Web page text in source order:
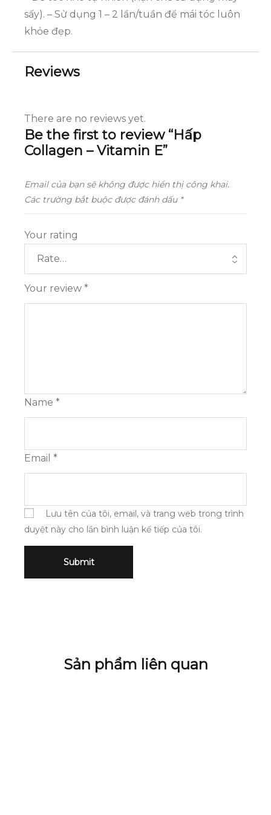
sấy). – Sử dụng 1 – 2 lần/tuần để mái tóc luôn
khỏe đẹp.
Reviews
There are no reviews yet.
Be the first to review “Hấp
Collagen – Vitamin E”
Email của bạn sẽ không được hiển thị công khai.
Các trường bắt buộc được đánh dấu *
Your rating
Your review *
Name *
Email *
Lưu tên của tôi, email, và trang web trong trình
duyệt này cho lần bình luận kế tiếp của tôi.
Sản phẩm liên quan